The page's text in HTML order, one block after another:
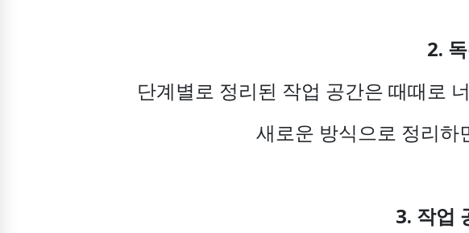
2.
단계별로 정리된 작업 공간은 때때로
새로운 방식으로 정리하
3. 작업